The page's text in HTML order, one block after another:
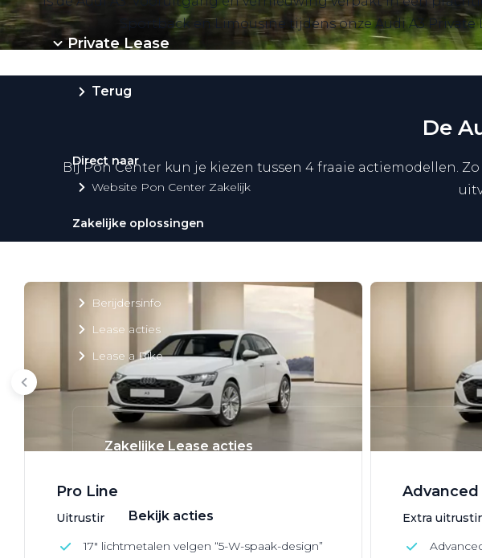
Private Lease
Terug
Direct naar
Website Pon Center Zakelijk
Zakelijke oplossingen
Berijdersinfo
Lease acties
Lease a Bike
Zakelijke Lease acties
Bekijk acties
Sportback en Limousine tijdens onze Audi A3
De
Bij Pon Center kun je kiezen tussen 4 fraaie actiemodellen.
Pro Line
Uitrusting bevat o.a.:
17" lichtmetalen velgen “5-W-spaak-design”
Extra